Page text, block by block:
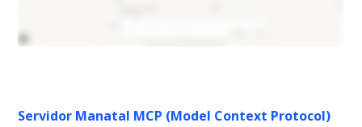
Servidor Manatal MCP (Model Context Protocol)